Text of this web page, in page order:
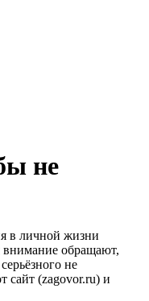
не
в личной жизни
обращают,
не
сайт (zagovor.ru) и